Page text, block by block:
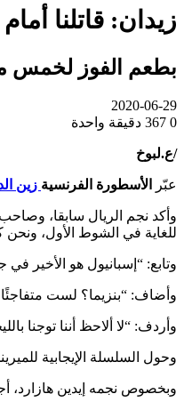
زيدان: قاتلنا
بطعم الفوز لخمس
2020-06-29
0
دقيقة واحدة
/ع.لبوخ
عبّر الأسطورة الفرنسية زين
وأكد نجم الريال سابقا،
للغاية في الشوط الأول، ونحن
وتابع: “إسبانيول هو الأخير
وأضاف: “بنزيما؟ لست
وأردف: “لا ألاحظ أننا توجنا
وحول السلسلة الإيجابية
وبخصوص نجمه إيدين هازارد،